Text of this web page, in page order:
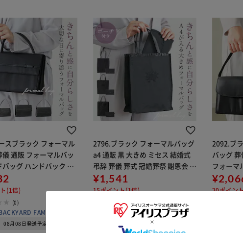
スブラック フォーマル
儀 通販 フォーマルバッ
バッグ ハンドバック 弔
フォーマル 慶弔両用
黒 レディース 冠婚葬祭
布 おしゃれ
(1倍)
(0)
FAMILY
08月08日発送予定
2796.ブラック フォーマルバッグ
a4 通販 黒 大きめ ミセス 結婚式
弔辞 葬儀 葬式 冠婚葬祭 謝恩会 お
受験 参観日 喪服 供養 法事 法要
刺繍 レース ブラックフォーマル
¥1,541
15ポイント(1倍)
(0)
販売元：BACKYARD FAMILY
08月08日発送予定
2092.ブ
バッグ
フォーマ
参観日 喪
ル ブラッ
20ポイン